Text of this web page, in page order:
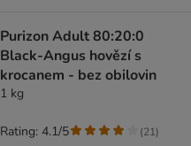
Purizon Adult 80:20:0
Black-Angus hovězí s
krocanem - bez obilovin
1 kg
Rating: 4.1/5 (21)